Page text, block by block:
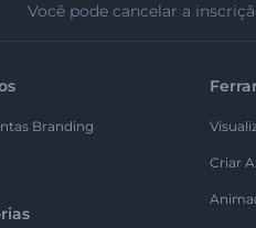
Você pode cancelar a
Branding
Criar